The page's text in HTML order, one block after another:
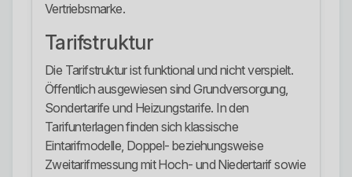
Vertriebsmarke.
Tarifstruktur
Die Tarifstruktur ist funktional und nicht verspielt.
Öffentlich ausgewiesen sind Grundversorgung,
Sondertarife und Heizungstarife. In den
Tarifunterlagen finden sich klassische
Eintarifmodelle, Doppel- beziehungsweise
Zweitarifmessung mit Hoch- und Niedertarif sowie